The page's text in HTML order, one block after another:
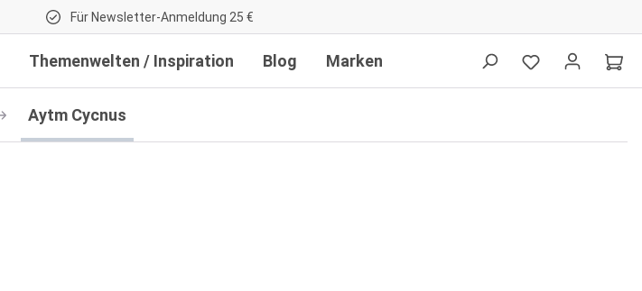
Für Newsletter-Anmeldung 25 €
Themenwelten / Inspiration Blog Marken
Aytm Cycnus